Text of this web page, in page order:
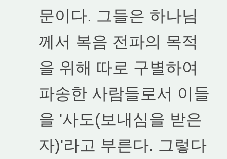
문이다. 그들은 하나님
께서 복음 전파의 목적
을 위해 따로 구별하여
파송한 사람들로서 이들
을 '사도(보내심을 받은
자)'라고 부른다. 그렇다